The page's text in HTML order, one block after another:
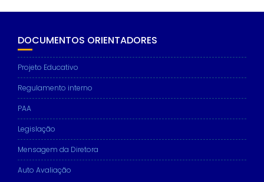
DOCUMENTOS ORIENTADORES
Projeto Educativo
Regulamento interno
PAA
Legislação
Mensagem da Diretora
Auto Avaliação